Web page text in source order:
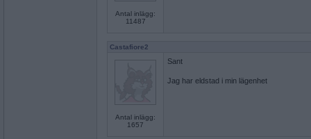
Antal inlägg:
11487
Castafiore2
Antal inlägg:
1657
Sant
Jag har eldstad i min lägenhet